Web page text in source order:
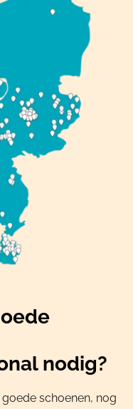
nodig?
schoenen, nog